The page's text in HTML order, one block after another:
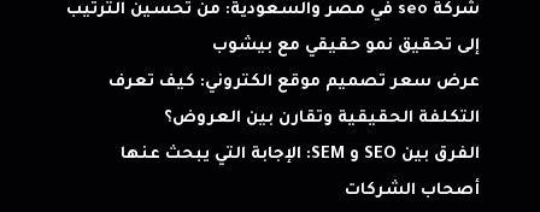
شركة seo في مصر والسعودية: من تحسين الترتيب
إلى تحقيق نمو حقيقي مع بيشوب
عرض سعر تصميم موقع الكتروني: كيف تعرف
التكلفة الحقيقية وتقارن بين العروض؟
الفرق بين SEO و SEM: الإجابة التي يبحث عنها
أصحاب الشركات